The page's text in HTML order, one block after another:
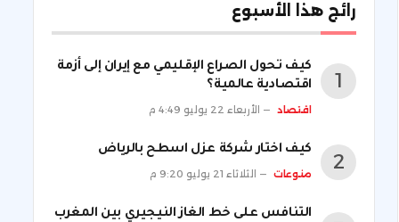
رائج هذا الأسبوع
كيف تحول الصراع الإقليمي مع إيران إلى أزمة
اقتصادية عالمية؟
اقتصاد الأربعاء 22 يوليو 4:49 م
كيف اختار شركة عزل اسطح بالرياض
منوعات الثلاثاء 21 يوليو 9:20 م
التنافس على خط الغاز النيجيري بين المغرب